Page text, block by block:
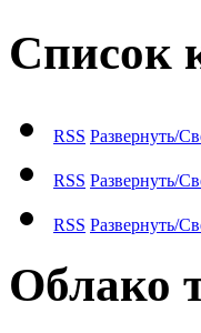
Список
RSS Развернуть/
RSS Развернуть/
RSS Развернуть/
Облако